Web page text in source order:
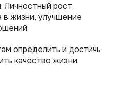
Личностный рост,
жизни, улучшение
определить и достичь
качество жизни.